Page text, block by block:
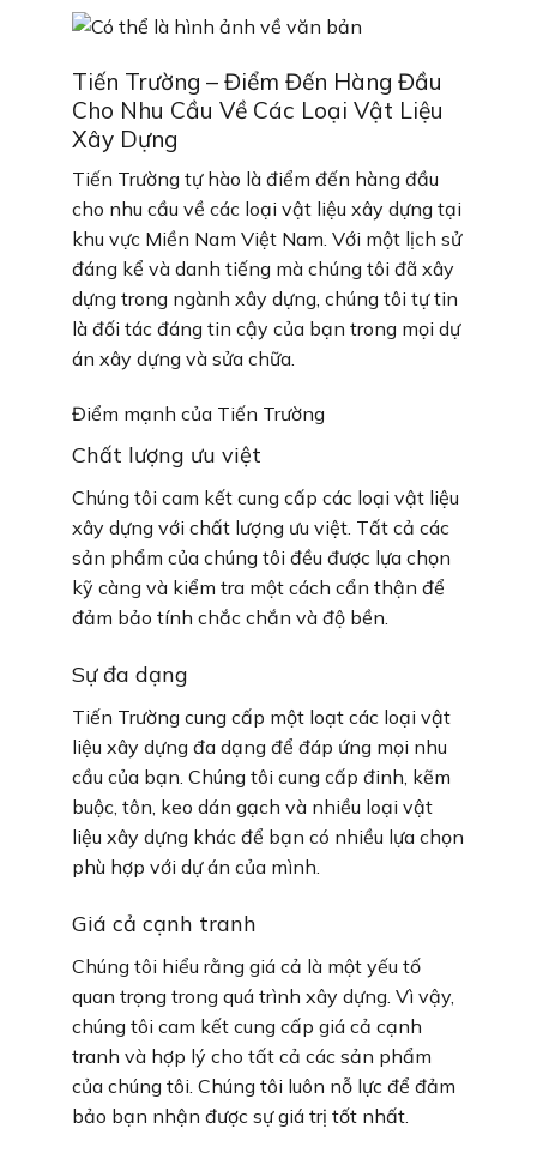
Tiến Trường – Điểm Đến Hàng Đầu
Cho Nhu Cầu Về Các Loại Vật Liệu
Xây Dựng
Tiến Trường tự hào là điểm đến hàng đầu
cho nhu cầu về các loại vật liệu xây dựng tại
khu vực Miền Nam Việt Nam. Với một lịch sử
đáng kể và danh tiếng mà chúng tôi đã xây
dựng trong ngành xây dựng, chúng tôi tự tin
là đối tác đáng tin cậy của bạn trong mọi dự
án xây dựng và sửa chữa.
Điểm mạnh của Tiến Trường
Chất lượng ưu việt
Chúng tôi cam kết cung cấp các loại vật liệu
xây dựng với chất lượng ưu việt. Tất cả các
sản phẩm của chúng tôi đều được lựa chọn
kỹ càng và kiểm tra một cách cẩn thận để
đảm bảo tính chắc chắn và độ bền.
Sự đa dạng
Tiến Trường cung cấp một loạt các loại vật
liệu xây dựng đa dạng để đáp ứng mọi nhu
cầu của bạn. Chúng tôi cung cấp đinh, kẽm
buộc, tôn, keo dán gạch và nhiều loại vật
liệu xây dựng khác để bạn có nhiều lựa chọn
phù hợp với dự án của mình.
Giá cả cạnh tranh
Chúng tôi hiểu rằng giá cả là một yếu tố
quan trọng trong quá trình xây dựng. Vì vậy,
chúng tôi cam kết cung cấp giá cả cạnh
tranh và hợp lý cho tất cả các sản phẩm
của chúng tôi. Chúng tôi luôn nỗ lực để đảm
bảo bạn nhận được sự giá trị tốt nhất.